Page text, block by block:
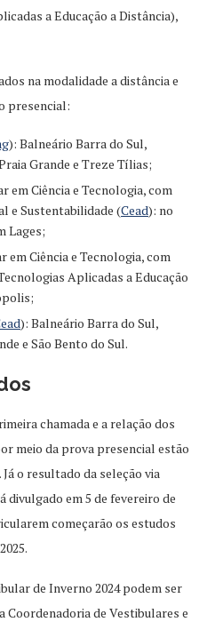
a Educação a Distância),
na modalidade a distância e
presencial:
): Balneário Barra do Sul,
Grande e Treze Tílias;
Ciência e Tecnologia, com
e Sustentabilidade (Cead): no
Lages;
Ciência e Tecnologia, com
Aplicadas a Educação
): Balneário Barra do Sul,
e São Bento do Sul.
chamada e a relação dos
meio da prova presencial estão
o resultado da seleção via
em 5 de fevereiro de
começarão os estudos
de Inverno 2024 podem ser
Coordenadoria de Vestibulares e